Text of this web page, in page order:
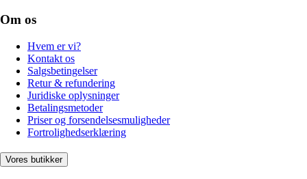
Om os
Hvem er vi?
Kontakt os
Salgsbetingelser
Retur & refundering
Juridiske oplysninger
Betalingsmetoder
Priser og forsendelsesmuligheder
Fortrolighedserklæring
Vores butikker